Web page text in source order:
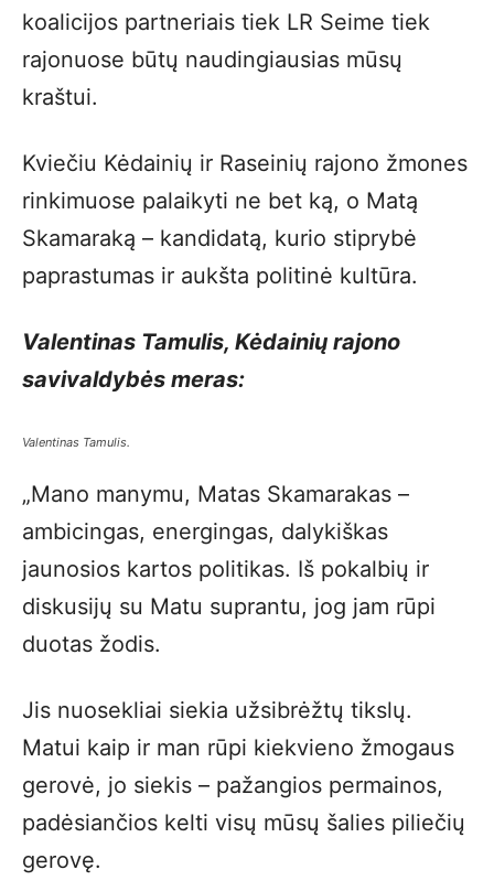
koalicijos partneriais tiek LR Seime tiek
rajonuose būtų naudingiausias mūsų
kraštui.
Kviečiu Kėdainių ir Raseinių rajono žmones
rinkimuose palaikyti ne bet ką, o Matą
Skamaraką – kandidatą, kurio stiprybė
paprastumas ir aukšta politinė kultūra.
Valentinas Tamulis, Kėdainių rajono
savivaldybės meras:
Valentinas Tamulis.
„Mano manymu, Matas Skamarakas –
ambicingas, energingas, dalykiškas
jaunosios kartos politikas. Iš pokalbių ir
diskusijų su Matu suprantu, jog jam rūpi
duotas žodis.
Jis nuosekliai siekia užsibrėžtų tikslų.
Matui kaip ir man rūpi kiekvieno žmogaus
gerovė, jo siekis – pažangios permainos,
padėsiančios kelti visų mūsų šalies piliečių
gerovę.